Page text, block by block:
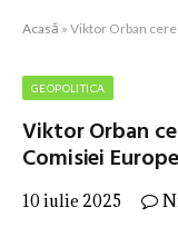
Acasă » Viktor Orban cere
GEOPOLITICA
Viktor Orban
Comisiei
10 iulie 2025